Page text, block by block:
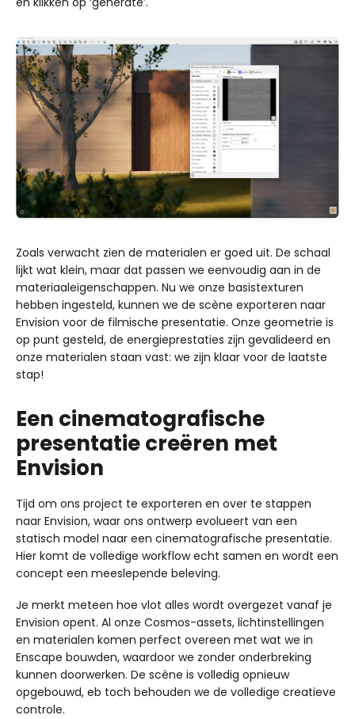
Zoals verwacht zien de materialen er goed uit. De schaal
lijkt wat klein, maar dat passen we eenvoudig aan in de
materiaaleigenschappen. Nu we onze basistexturen
hebben ingesteld, kunnen we de scène exporteren naar
Envision voor de filmische presentatie. Onze geometrie is
op punt gesteld, de energieprestaties zijn gevalideerd en
onze materialen staan vast: we zijn klaar voor de laatste
stap!
Een cinematografische
presentatie creëren met
Envision
Tijd om ons project te exporteren en over te stappen
naar Envision, waar ons ontwerp evolueert van een
statisch model naar een cinematografische presentatie.
Hier komt de volledige workflow echt samen en wordt een
concept een meeslepende beleving.
Je merkt meteen hoe vlot alles wordt overgezet vanaf je
Envision opent. Al onze Cosmos-assets, lichtinstellingen
en materialen komen perfect overeen met wat we in
Enscape bouwden, waardoor we zonder onderbreking
kunnen doorwerken. De scène is volledig opnieuw
opgebouwd, eb toch behouden we de volledige creatieve
controle.